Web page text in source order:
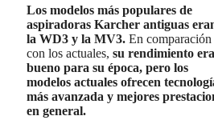
Los modelos más populares de
aspiradoras Karcher antiguas
la WD3 y la MV3. En comparación
con los actuales, su rendimiento era
bueno para su época, pero los
modelos actuales ofrecen
más avanzada y mejores
en general.